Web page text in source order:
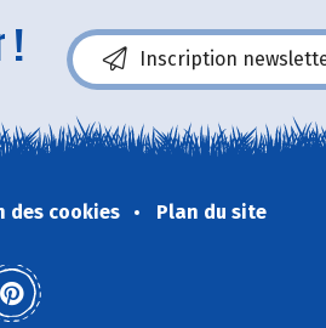
! Inscription
des cookies Plan du site